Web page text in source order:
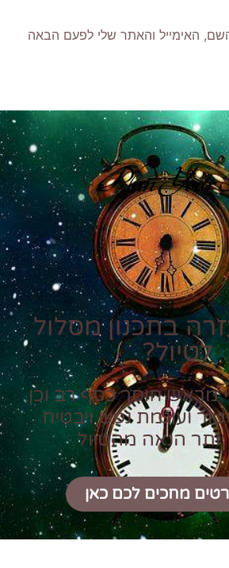
האימייל והאתר שלי לפעם הבאה
Plan Your
בתכנון מסלול
לטיול?
מראש חוסך כסף רב וכן
ועוגמת נפש ויבטיח
הנאה מהטיול
מחכים לכם כאן